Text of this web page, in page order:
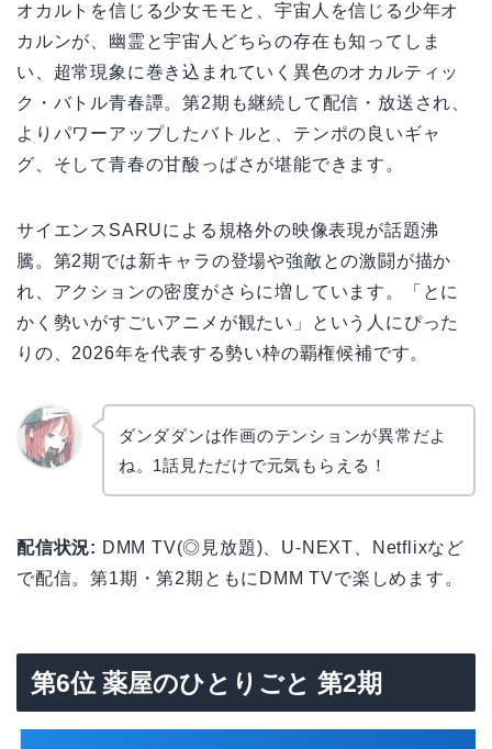
オカルトを信じる少女モモと、宇宙人を信じる少年オ
カルンが、幽霊と宇宙人どちらの存在も知ってしま
い、超常現象に巻き込まれていく異色のオカルティッ
ク・バトル青春譚。第2期も継続して配信・放送され、
よりパワーアップしたバトルと、テンポの良いギャ
グ、そして青春の甘酸っぱさが堪能できます。
サイエンスSARUによる規格外の映像表現が話題沸
騰。第2期では新キャラの登場や強敵との激闘が描か
れ、アクションの密度がさらに増しています。「とに
かく勢いがすごいアニメが観たい」という人にぴった
りの、2026年を代表する勢い枠の覇権候補です。
ダンダダンは作画のテンションが異常だよ
ね。1話見ただけで元気もらえる！
配信状況: DMM TV(◎見放題)、U-NEXT、Netflixなど
で配信。第1期・第2期ともにDMM TVで楽しめます。
第6位 薬屋のひとりごと 第2期